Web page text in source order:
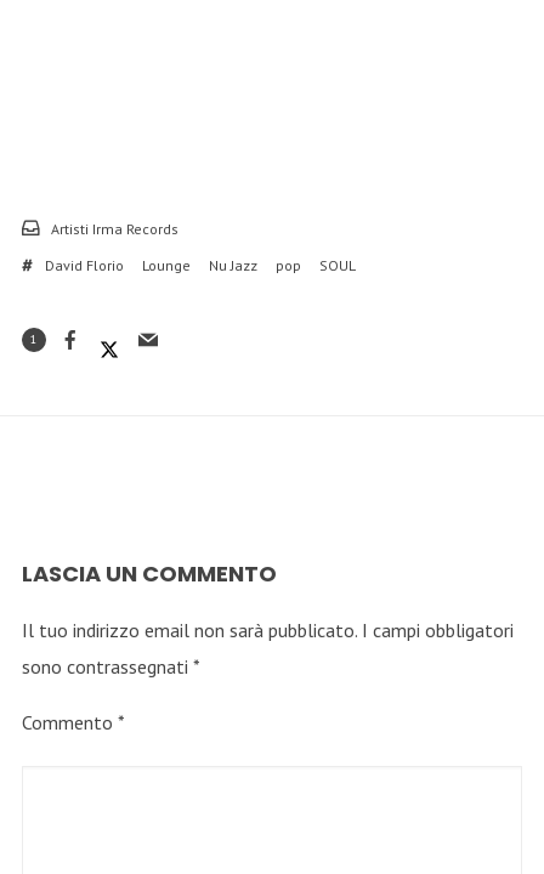
Artisti Irma Records
David Florio
Lounge Nu Jazz pop SOUL
1
LASCIA UN COMMENTO
Il tuo indirizzo email non sarà pubblicato. I campi obbligatori
sono contrassegnati *
Commento *